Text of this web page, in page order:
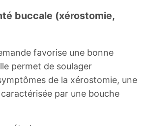
buccale (xérostomie,
favorise une bonne
permet de soulager
de la xérostomie, une
par une bouche